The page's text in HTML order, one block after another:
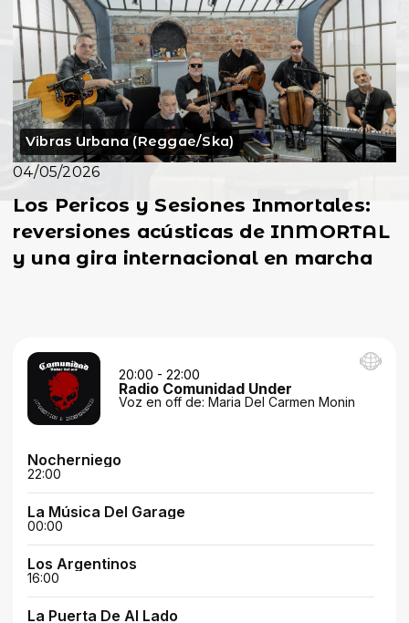
Vibras Urbana (Reggae/Ska)
04/05/2026
Los Pericos y Sesiones Inmortales:
reversiones acústicas de INMORTAL
y una gira internacional en marcha